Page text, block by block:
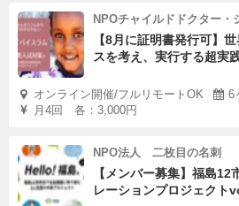
NPOチャイルドドクター・
【8月に証明書発行可】
スを考え、実行する超実
オンライン開催/フルリモートOK
6
月4回 各：3,000円
NPO法人 二枚目の名刺
【メンバー募集】福島
レーションプロジェクト